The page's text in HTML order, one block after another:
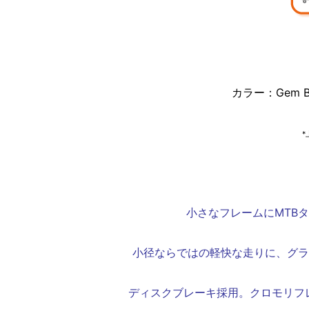
カラー：Gem
*
小さなフレームにMTB
小径ならではの軽快な走りに、グ
ディスクブレーキ採用。クロモリ